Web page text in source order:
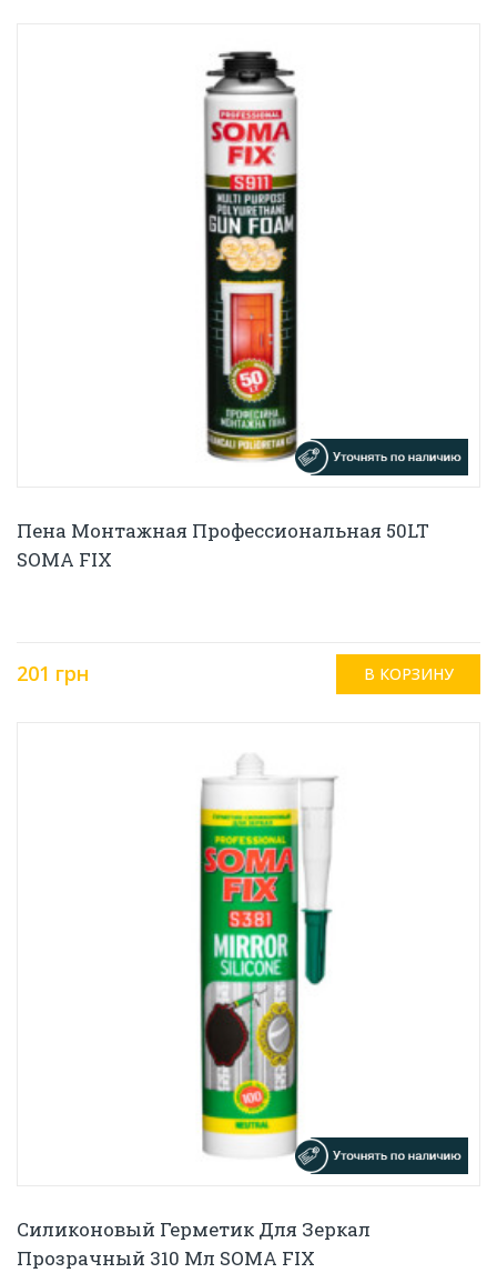
Пена Монтажная Профессиональная 50LT
SOMA FIX
201 грн
Силиконовый Герметик Для Зеркал
Прозрачный 310 Мл SOMA FIX